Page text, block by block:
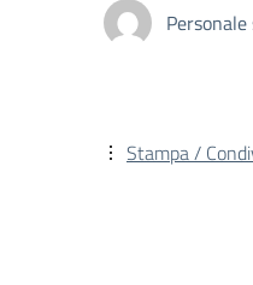
Stampa /